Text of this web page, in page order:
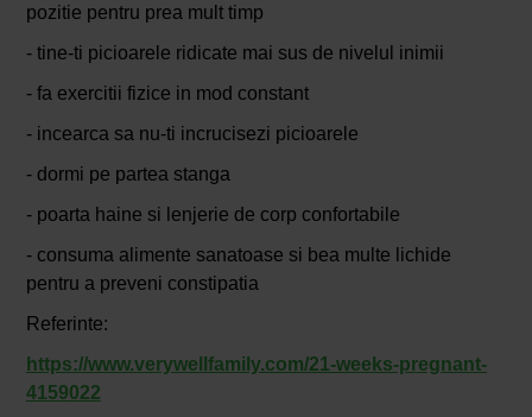
pozitie pentru prea mult timp
- tine-ti picioarele ridicate mai sus de nivelul inimii
- fa exercitii fizice in mod constant
- incearca sa nu-ti incrucisezi picioarele
- dormi pe partea stanga
- poarta haine si lenjerie de corp confortabile
- consuma alimente sanatoase si bea multe lichide
pentru a preveni constipatia
Referinte:
https://www.verywellfamily.com/21-weeks-pregnant-
4159022